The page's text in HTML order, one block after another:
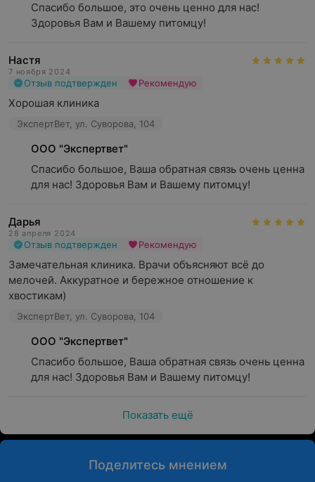
Спасибо большое, это очень ценно для нас!
Здоровья Вам и Вашему питомцу!
Настя
7 ноября 2024
Отзыв подтвержден Рекомендую
Хорошая клиника
ЭкспертВет, ул. Суворова, 104
ООО "Экспертвет"
Спасибо большое, Ваша обратная связь очень ценна
для нас! Здоровья Вам и Вашему питомцу!
Дарья
28 апреля 2024
Отзыв подтвержден Рекомендую
Замечательная клиника. Врачи объясняют всё до
мелочей. Аккуратное и бережное отношение к
хвостикам)
ЭкспертВет, ул. Суворова, 104
ООО "Экспертвет"
Спасибо большое, Ваша обратная связь очень ценна
для нас! Здоровья Вам и Вашему питомцу!
Показать ещё
Поделитесь мнением